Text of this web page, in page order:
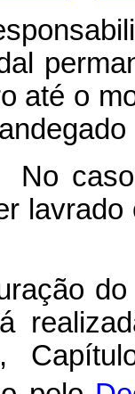
até o
No
do